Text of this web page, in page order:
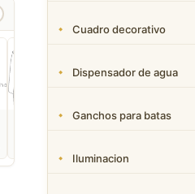
Bloques 2D
CAMAS DWG
Cuadro decorativo
Dispensador de agua
Ganchos para batas
Iluminacion